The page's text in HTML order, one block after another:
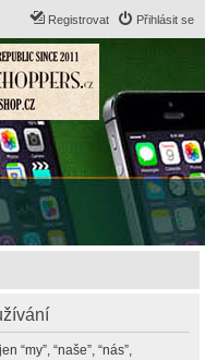
Přihlásit se
Registrovat
“my”, “naše”, “nás”,